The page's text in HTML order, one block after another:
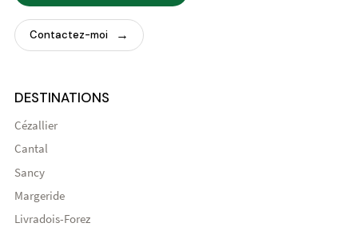
Contactez-moi
DESTINATIONS
Cézallier
Cantal
Sancy
Margeride
Livradois-Forez